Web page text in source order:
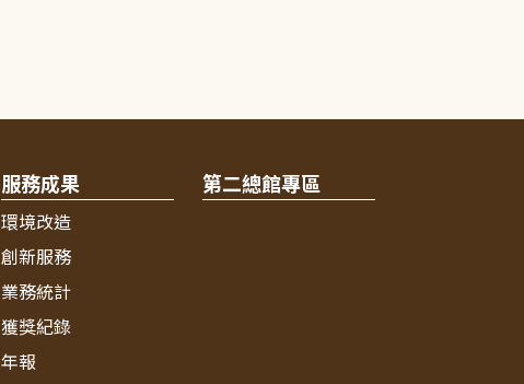
服務成果
環境改造
創新服務
業務統計
獲獎紀錄
年報
第二總館專區